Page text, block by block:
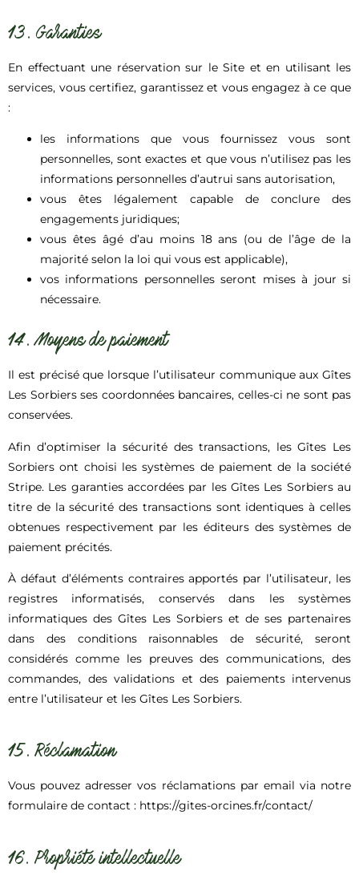
13. Garanties
En effectuant une réservation sur le Site et en utilisant les
services, vous certifiez, garantissez et vous engagez à ce que
:
les informations que vous fournissez vous sont
personnelles, sont exactes et que vous n’utilisez pas les
informations personnelles d’autrui sans autorisation,
vous êtes légalement capable de conclure des
engagements juridiques;
vous êtes âgé d’au moins 18 ans (ou de l’âge de la
majorité selon la loi qui vous est applicable),
vos informations personnelles seront mises à jour si
nécessaire.
14. Moyens de paiement
Il est précisé que lorsque l’utilisateur communique aux Gîtes
Les Sorbiers ses coordonnées bancaires, celles-ci ne sont pas
conservées.
Afin d’optimiser la sécurité des transactions, les Gîtes Les
Sorbiers ont choisi les systèmes de paiement de la société
Stripe. Les garanties accordées par les Gîtes Les Sorbiers au
titre de la sécurité des transactions sont identiques à celles
obtenues respectivement par les éditeurs des systèmes de
paiement précités.
À défaut d’éléments contraires apportés par l’utilisateur, les
registres informatisés, conservés dans les systèmes
informatiques des Gîtes Les Sorbiers et de ses partenaires
dans des conditions raisonnables de sécurité, seront
considérés comme les preuves des communications, des
commandes, des validations et des paiements intervenus
entre l’utilisateur et les Gîtes Les Sorbiers.
15. Réclamation
Vous pouvez adresser vos réclamations par email via notre
formulaire de contact : https://gites-orcines.fr/contact/
16. Propriété intellectuelle